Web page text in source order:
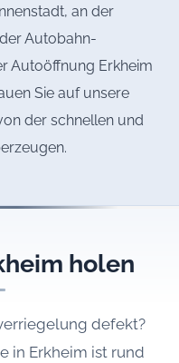
an der
Autobahn-
Autoöffnung Erkheim
Sie auf unsere
der schnellen und
holen
defekt?
in Erkheim ist rund